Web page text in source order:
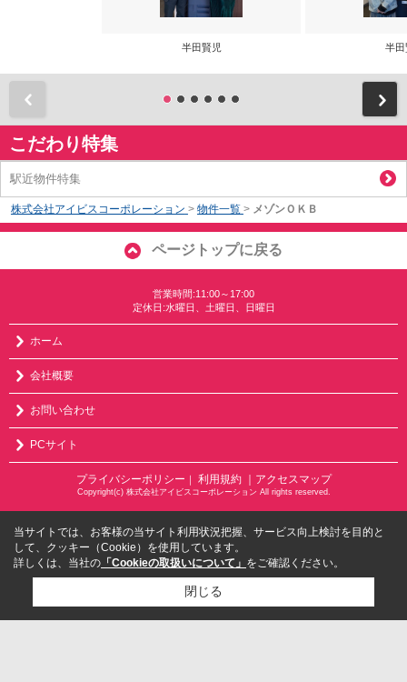
半田賢児 半田
こだわり特集
駅近物件特集
株式会社アイビスコーポレーション > 物件一覧 > メゾンＯＫＢ
ページトップに戻る
営業時間:11:00～17:00
定休日:水曜日、土曜日、日曜日
ホーム
会社概要
お問い合わせ
PCサイト
プライバシーポリシー 利用規約 ｜アクセスマップ
Copyright(c) 株式会社アイビスコーポレーション All rights reserved.
当サイトでは、お客様の当サイト利用状況把握、サービス向上検討を目的と
して、クッキー（Cookie）を使用しています。
詳しくは、当社の 「Cookieの取扱いについて」 をご確認ください。
閉じる